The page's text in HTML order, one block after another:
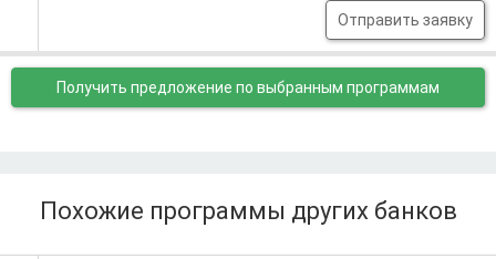
Отправить заявку
Получить предложение по выбранным программам
Похожие программы других банков